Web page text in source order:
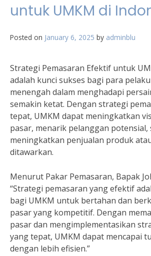
untuk UMKM di
Posted on January 6, 2025 by adminblu
Strategi Pemasaran Efektif untuk
adalah kunci sukses bagi para
menengah dalam menghadapi
semakin ketat. Dengan strategi
tepat, UMKM dapat meningkatkan
pasar, menarik pelanggan potensial,
meningkatkan penjualan produk
ditawarkan.
Menurut Pakar Pemasaran, Bapak
“Strategi pemasaran yang efektif
bagi UMKM untuk bertahan dan
pasar yang kompetitif. Dengan
pasar dan mengimplementasikan
yang tepat, UMKM dapat mencapai
dengan lebih efisien.”